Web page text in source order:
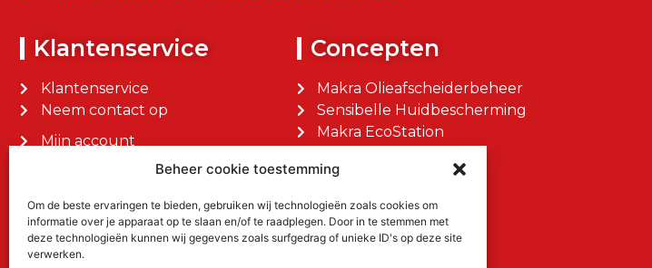
Beheer cookie toestemming
Om de beste ervaringen te bieden, gebruiken wij technologieën zoals cookies om
informatie over je apparaat op te slaan en/of te raadplegen. Door in te stemmen met
deze technologieën kunnen wij gegevens zoals surfgedrag of unieke ID's op deze site
verwerken.
Klantenservice
Klantenservice
Neem contact op
Mijn account
Mijn bestellingen
Concepten
Makra Olieafscheiderbeheer
Sensibelle Huidbescherming
Makra EcoStation